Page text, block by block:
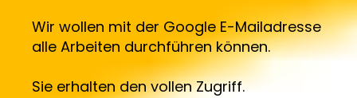
Wir wollen mit der Google E-Mailadresse
alle Arbeiten durchführen können.
Sie erhalten den vollen Zugriff.